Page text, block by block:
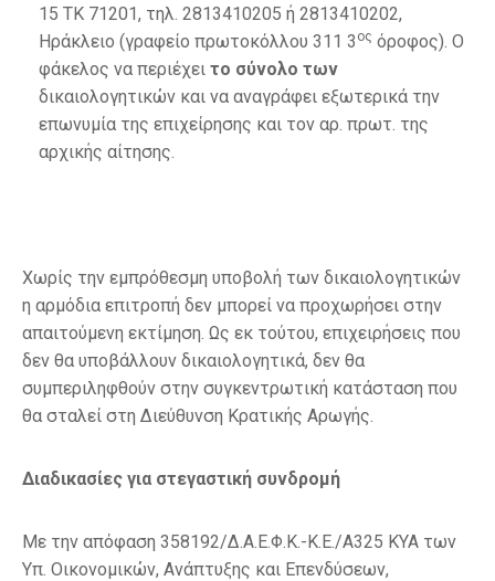
15 ΤΚ 71201, τηλ. 2813410205 ή 2813410202,
Ηράκλειο (γραφείο πρωτοκόλλου 311 3 ος όροφος). Ο
φάκελος να περιέχει το σύνολο των
δικαιολογητικών και να αναγράφει εξωτερικά την
επωνυμία της επιχείρησης και τον αρ. πρωτ. της
αρχικής αίτησης.
Χωρίς την εμπρόθεσμη υποβολή των δικαιολογητικών
η αρμόδια επιτροπή δεν μπορεί να προχωρήσει στην
απαιτούμενη εκτίμηση. Ως εκ τούτου, επιχειρήσεις που
δεν θα υποβάλλουν δικαιολογητικά, δεν θα
συμπεριληφθούν στην συγκεντρωτική κατάσταση που
θα σταλεί στη Διεύθυνση Κρατικής Αρωγής.
Διαδικασίες για στεγαστική συνδρομή
Με την απόφαση 358192/Δ.Α.Ε.Φ.Κ.-Κ.Ε./Α325 ΚΥΑ των
Υπ. Οικονομικών, Ανάπτυξης και Επενδύσεων,